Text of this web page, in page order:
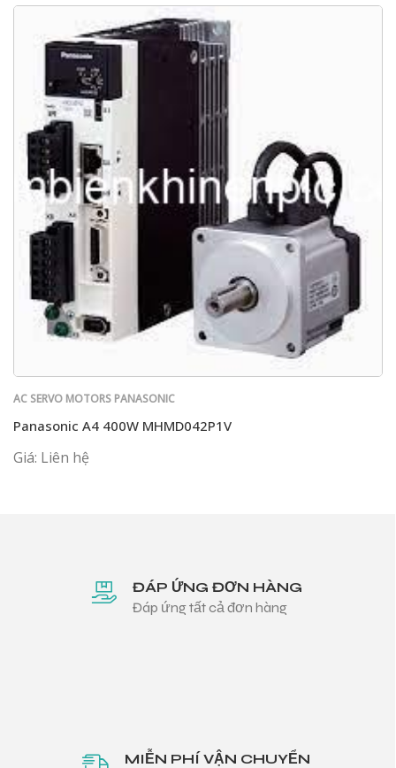
AC SERVO MOTORS PANASONIC
Panasonic A4 400W MHMD042P1V
Giá: Liên hệ
ĐÁP ỨNG ĐƠN HÀNG
Đáp ứng tất cả đơn hàng
MIỄN PHÍ VẬN CHUYỂN